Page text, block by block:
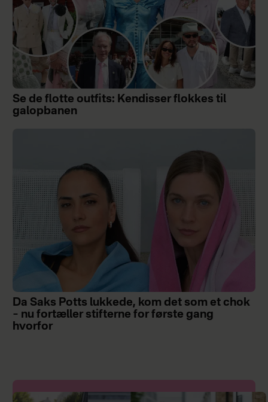
Se de flotte outfits: Kendisser flokkes til
galopbanen
Da Saks Potts lukkede, kom det som et chok
– nu fortæller stifterne for første gang
hvorfor